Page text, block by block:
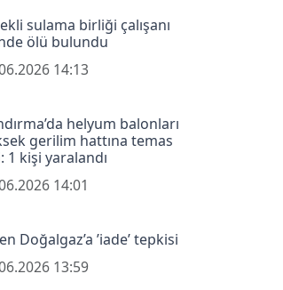
sulama birliği çalışanı
ölü bulundu
14:13
helyum balonları
gerilim hattına temas
1 kişi yaralandı
14:01
Doğalgaz’a ’iade’ tepkisi
13:59